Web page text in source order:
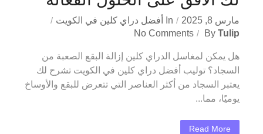
مارس 8, 2025 In
أفضل دراي كلين في الكويت
By Tulip
No Comments
هل يمكن لمغاسل الدراي كلين إزالة البقع الصعبة من
السجاد؟ توليب أفضل دراي كلين في الكويت تشرح لك
يعتبر السجاد من أكثر العناصر التي تتعرض للبقع والأوساخ
يوميًا، مما...
Read More